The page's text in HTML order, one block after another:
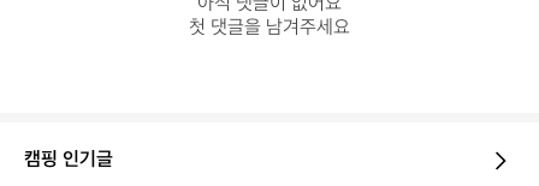
첫 댓글을 남겨주세요
캠핑 인기글